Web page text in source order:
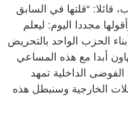
قائلا: “قلتها في السابق
مجددا اليوم: ليعلم
الحزب الواحد بالتحريض
أبدا مع هذه المساعي
الداخلية تمهد
الخارجية وسنبطل هذه